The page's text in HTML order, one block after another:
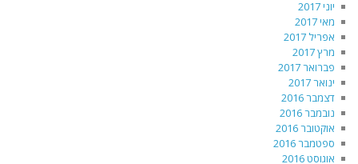
יוני 2017
מאי 2017
אפריל 2017
מרץ 2017
פברואר 2017
ינואר 2017
דצמבר 2016
נובמבר 2016
אוקטובר 2016
ספטמבר 2016
אוגוסט 2016